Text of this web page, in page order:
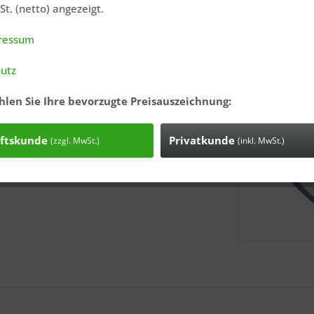
der Norm DIN EN ISO
wird regelmäßig überwacht und
Sie gerne auf mich zu.
(netto) angezeigt.
Sie Ihre bevorzugte Preisauszeichnung:
(zzgl. MwSt.) Privatkunde (inkl. MwSt.)